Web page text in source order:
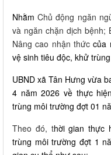
NhằmChủ động ngăn
và ngăn chặn dịch bệnh;
Nâng cao nhận thứccủa
vệ sinh tiêu độc, khử
UBND xã Tân Hưng vừa
4 năm 2026 về thực hiện
trùng môi trường đợt 01
Theo đó, thời gian thực
trùng môi trường đợt 1